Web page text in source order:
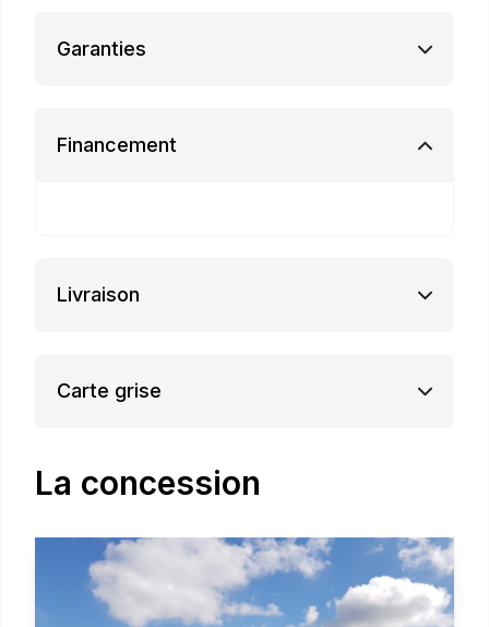
Garanties
Financement
Livraison
Carte grise
La concession